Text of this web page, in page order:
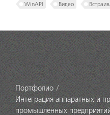
WinAPI Видео
Портфолио
Интеграция аппаратных и
промышленных